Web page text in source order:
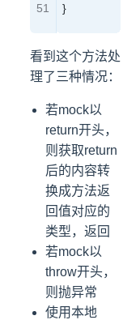
}
看到这个方法处
理了三种情况：
若mock以
return开头，
则获取return
后的内容转
换成方法返
回值对应的
类型，返回
若mock以
throw开头，
则抛异常
使用本地